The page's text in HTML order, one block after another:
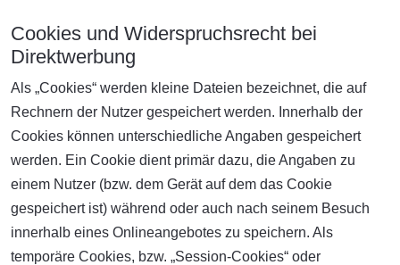
Cookies und Widerspruchsrecht bei
Direktwerbung
Als „Cookies“ werden kleine Dateien bezeichnet, die auf
Rechnern der Nutzer gespeichert werden. Innerhalb der
Cookies können unterschiedliche Angaben gespeichert
werden. Ein Cookie dient primär dazu, die Angaben zu
einem Nutzer (bzw. dem Gerät auf dem das Cookie
gespeichert ist) während oder auch nach seinem Besuch
innerhalb eines Onlineangebotes zu speichern. Als
temporäre Cookies, bzw. „Session-Cookies“ oder